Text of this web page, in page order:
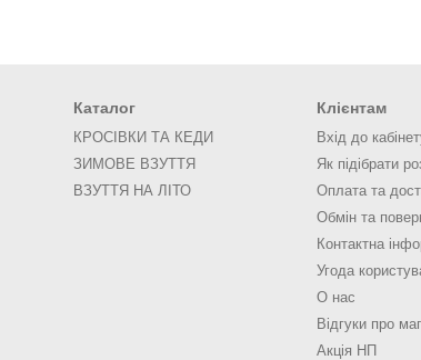
Каталог
КРОСІВКИ ТА КЕДИ
ЗИМОВЕ ВЗУТТЯ
ВЗУТТЯ НА ЛІТО
Клієнтам
Вхід до
Як підібрати
Оплата та
Обмін та
Контактна
Угода
О нас
Відгуки про
Акція НП